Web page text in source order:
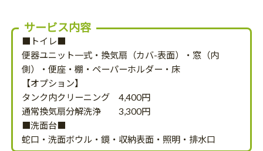
サービス内容
■トイレ■
便器ユニット一式・換気扇（カバ-表面）・窓（内
側）・便座・棚・ペーパーホルダー・床
【オプション】
タンク内クリーニング 4,400円
通常換気扇分解洗浄 3,300円
■洗面台■
蛇口・洗面ボウル・鏡・収納表面・照明・排水口